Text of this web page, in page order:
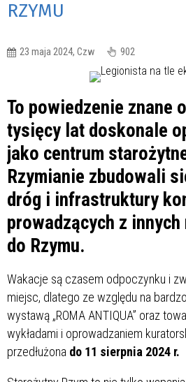
RZYMU
23 maja 2024, Czw 902
To powiedzenie znane
tysięcy lat doskonale
jako centrum
Rzymianie zbudowali
dróg i infrastruktury
prowadzących z
do Rzymu.
Wakacje są czasem odpoczynku i
miejsc, dlatego ze względu na
wystawą „ROMA ANTIQUA” oraz
wykładami i oprowadzaniem
przedłużona do 11 sierpnia 2024 r.